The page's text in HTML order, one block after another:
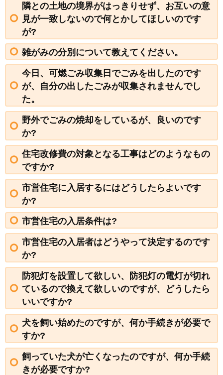
隣との土地の境界がはっきりせず、お互いの意
見が一致しないので何とかしてほしいのです
が?
雑がみの分別について教えてください。
今日、可燃ごみ収集日でごみを出したのです
が、自分の出したごみが収集されませんでし
た。
野外でごみの焼却をしているが、良いのです
か?
住宅改修費の対象となる工事はどのようなもの
ですか?
市営住宅に入居するにはどうしたらよいです
か?
市営住宅の入居条件は?
市営住宅の入居者はどうやって決定するのです
か?
防犯灯を設置して欲しい、防犯灯の電灯が切れ
ているので換えて欲しいのですが、どうしたら
いいですか?
犬を飼い始めたのですが、何か手続きが必要で
すか?
飼っていた犬が亡くなったのですが、何か手続
きが必要ですか?